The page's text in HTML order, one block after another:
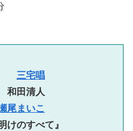
分
三宅唱
和田清人
尾まいこ
けのすべて』